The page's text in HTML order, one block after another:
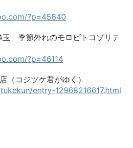
?p=45640
季節外れのモロビトコゾリテ
?p=46114
コジツケ君がゆく）
entry-12968216617.html